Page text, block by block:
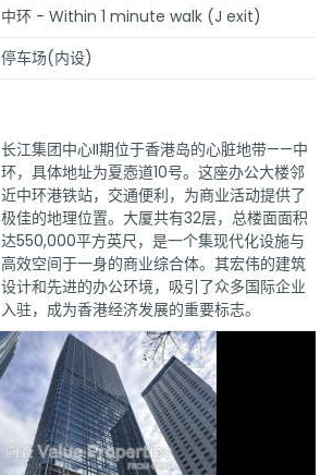
中环 - Within 1 minute walk (J exit)
停车场(内设)
长江集团中心II期位于香港岛的心脏地带——中
环，具体地址为夏悫道10号。这座办公大楼邻
近中环港铁站，交通便利，为商业活动提供了
极佳的地理位置。大厦共有32层，总楼面面积
达550,000平方英尺，是一个集现代化设施与
高效空间于一身的商业综合体。其宏伟的建筑
设计和先进的办公环境，吸引了众多国际企业
入驻，成为香港经济发展的重要标志。